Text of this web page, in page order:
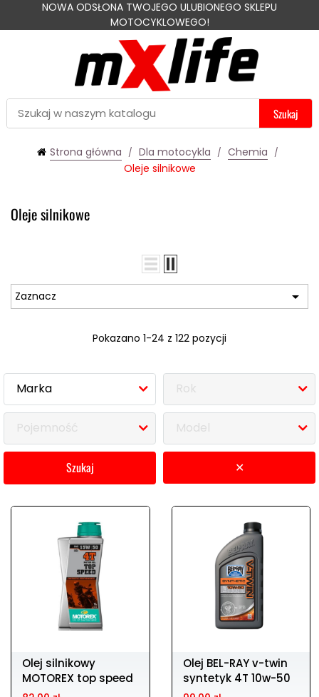
NOWA ODSŁONA TWOJEGO ULUBIONEGO SKLEPU
MOTOCYKLOWEGO!
Szukaj
Strona główna Dla motocykla
Chemia
Oleje silnikowe
Oleje silnikowe
Zaznacz 
Pokazano 1-24 z 122 pozycji
Marka Rok
Pojemność Model
szukaj ✕
Olej silnikowy
MOTOREX top speed
4T 15w50 1l
Olej BEL-RAY v-twin
syntetyk 4T 10w-50
1l